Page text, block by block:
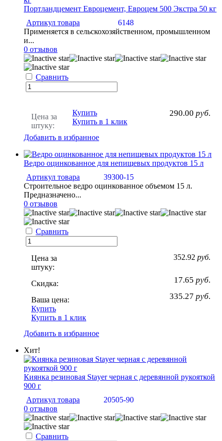
Портландцемент Евроцемент, Евроцем 500 Экстра 50 кг
Артикул товара
6148
Применяется в сельскохозяйственном, промышленном
и...
0 отзывов
Сравнить
Цена за
штуку:
290.00 руб.
Купить
Купить в 1 клик
Добавить в избранное
Ведро оцинкованное для непищевых продуктов 15 л
Артикул товара
39300-15
Строительное ведро оцинкованное объемом 15 л.
Предназначено...
0 отзывов
Сравнить
Цена за
штуку:
352.92 руб.
Скидка: 17.65 руб.
Ваша цена: 335.27 руб.
Купить
Купить в 1 клик
Добавить в избранное
Хит!
Киянка резиновая Stayer черная с деревянной рукояткой
900 г
Артикул товара
20505-90
0 отзывов
Сравнить